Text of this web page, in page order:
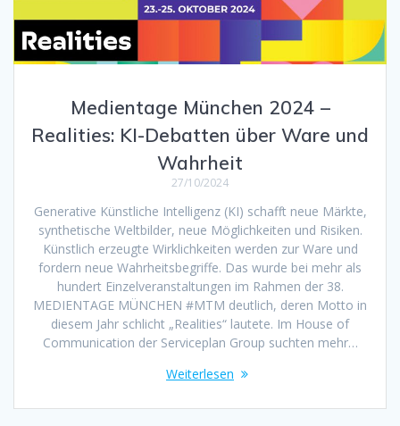
Medientage München 2024 –
Realities: KI-Debatten über Ware und
Wahrheit
27/10/2024
Generative Künstliche Intelligenz (KI) schafft neue Märkte,
synthetische Weltbilder, neue Möglichkeiten und Risiken.
Künstlich erzeugte Wirklichkeiten werden zur Ware und
fordern neue Wahrheitsbegriffe. Das wurde bei mehr als
hundert Einzelveranstaltungen im Rahmen der 38.
MEDIENTAGE MÜNCHEN #MTM deutlich, deren Motto in
diesem Jahr schlicht „Realities“ lautete. Im House of
Communication der Serviceplan Group suchten mehr…
Weiterlesen